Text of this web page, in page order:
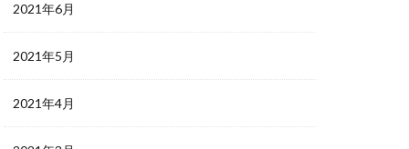
2021年6月
2021年5月
2021年4月